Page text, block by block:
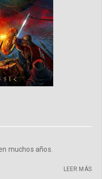
muchos años.
LEER MÁS